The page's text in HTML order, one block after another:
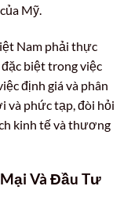
Mỹ.
Nam phải thực
biệt trong việc
định giá và phân
và phức tạp, đòi hỏi
kinh tế và thương
Và Đầu Tư